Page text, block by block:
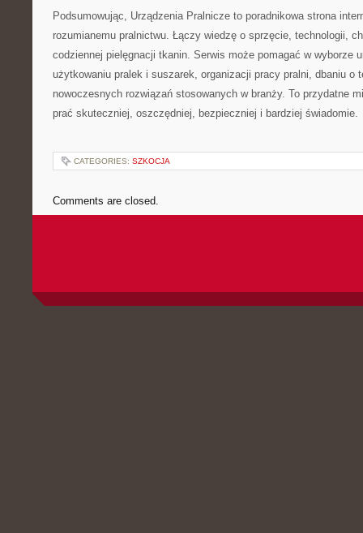
Podsumowując, Urządzenia Pralnicze to poradnikowa strona
rozumianemu pralnictwu. Łączy wiedzę o sprzęcie, technologii,
codziennej pielęgnacji tkanin. Serwis może pomagać w wyborze
użytkowaniu pralek i suszarek, organizacji pracy pralni, dbaniu o
nowoczesnych rozwiązań stosowanych w branży. To przydatne
prać skuteczniej, oszczędniej, bezpieczniej i bardziej świadomie.
CATEGORIES: SZKOCJA
Comments are closed.